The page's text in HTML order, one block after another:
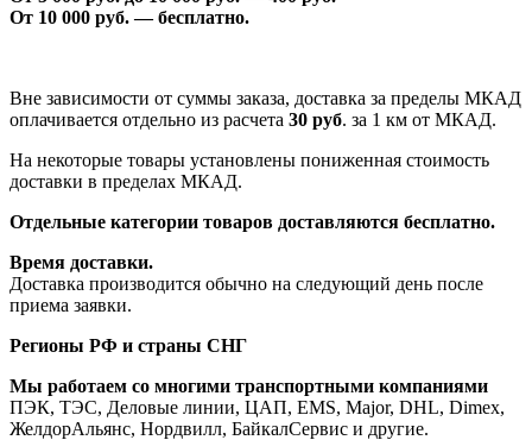
От 10 000 руб. — бесплатно.
Вне зависимости от суммы заказа, доставка за пределы МКАД
оплачивается отдельно из расчета 30 руб. за 1 км от МКАД.
На некоторые товары установлены пониженная стоимость
доставки в пределах МКАД.
Отдельные категории товаров доставляются бесплатно.
Время доставки.
Доставка производится обычно на следующий день после
приема заявки.
Регионы РФ и страны СНГ
Мы работаем со многими транспортными компаниями
ПЭК, ТЭС, Деловые линии, ЦАП, EMS, Major, DHL, Dimex,
ЖелдорАльянс, Нордвилл, БайкалСервис и другие.